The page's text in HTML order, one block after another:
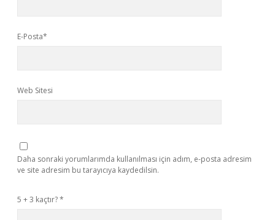
E-Posta*
Web Sitesi
Daha sonraki yorumlarımda kullanılması için adım, e-posta adresim
ve site adresim bu tarayıcıya kaydedilsin.
5 + 3 kaçtır?*